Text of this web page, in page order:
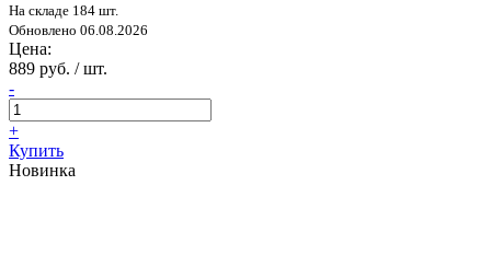
На складе 184 шт.
Обновлено 06.08.2026
Цена:
889 руб. / шт.
-
+
Купить
Новинка